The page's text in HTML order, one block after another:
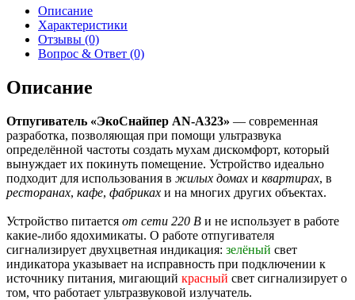
Описание
Характеристики
Отзывы (0)
Вопрос & Ответ (0)
Описание
Отпугиватель «ЭкоСнайпер AN-A323» — современная
разработка, позволяющая при помощи ультразвука
определённой частоты создать мухам дискомфорт, который
вынуждает их покинуть помещение. Устройство идеально
подходит для использования в жилых домах и квартирах, в
ресторанах, кафе, фабриках и на многих других объектах.
Устройство питается от сети 220 В и не использует в работе
какие-либо ядохимикаты. О работе отпугивателя
сигнализирует двухцветная индикация: зелёный свет
индикатора указывает на исправность при подключении к
источнику питания, мигающий красный свет сигнализирует о
том, что работает ультразвуковой излучатель.